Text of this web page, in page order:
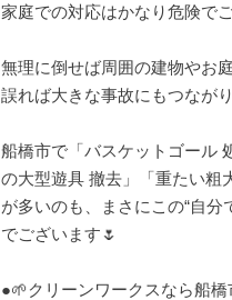
家庭での対応はかなり危険で
無理に倒せば周囲の建物やお
誤れば大きな事故にもつなが
船橋市で「バスケットゴール
の大型遊具 撤去」「重たい粗
が多いのも、まさにこの“自分
でございます🌷
●🌱クリーンワークスなら船